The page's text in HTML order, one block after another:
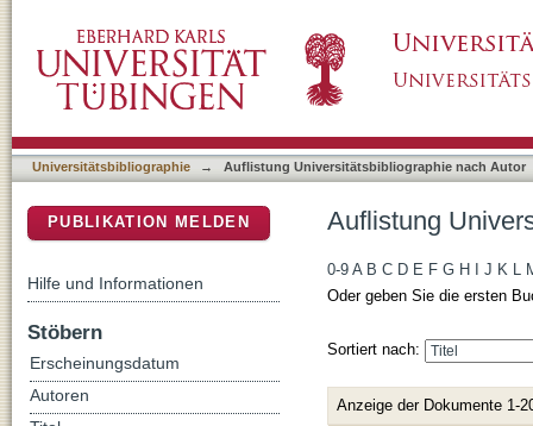
Universitätsbibliographie → Auflistung Universitätsbibliographie nach Autor
Auflistung
0-9 A B C D E F G H J K L
Oder geben Sie die ersten
Sortiert nach:
Anzeige der Dokumente 1-
PUBLIKATION MELDEN
Hilfe und Informationen
Stöbern
Erscheinungsdatum
Autoren